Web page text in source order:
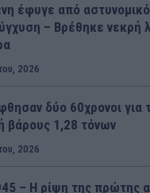
έφυγε από
– Βρέθηκε νεκρή
2026
δύο 60χρονοι για
βάρους 1,28 τόνων
2026
– Η ρίψη της πρώτης